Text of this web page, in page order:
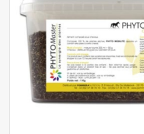
Phytovet
Kruiwagens